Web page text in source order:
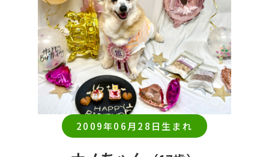
2009年06月28日生まれ